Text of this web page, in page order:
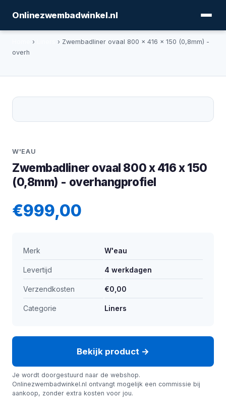
Onlinezwembadwinkel.nl
›
› Zwembadliner ovaal 800 x 416 x 150 (0,8mm) -
overh
W'EAU
Zwembadliner ovaal 800 x 416 x 150
(0,8mm) - overhangprofiel
€999,00
Merk W'eau
Levertijd 4 werkdagen
Verzendkosten €0,00
Categorie Liners
Bekijk product →
Je wordt doorgestuurd naar de webshop.
Onlinezwembadwinkel.nl ontvangt mogelijk een commissie bij
aankoop, zonder extra kosten voor jou.